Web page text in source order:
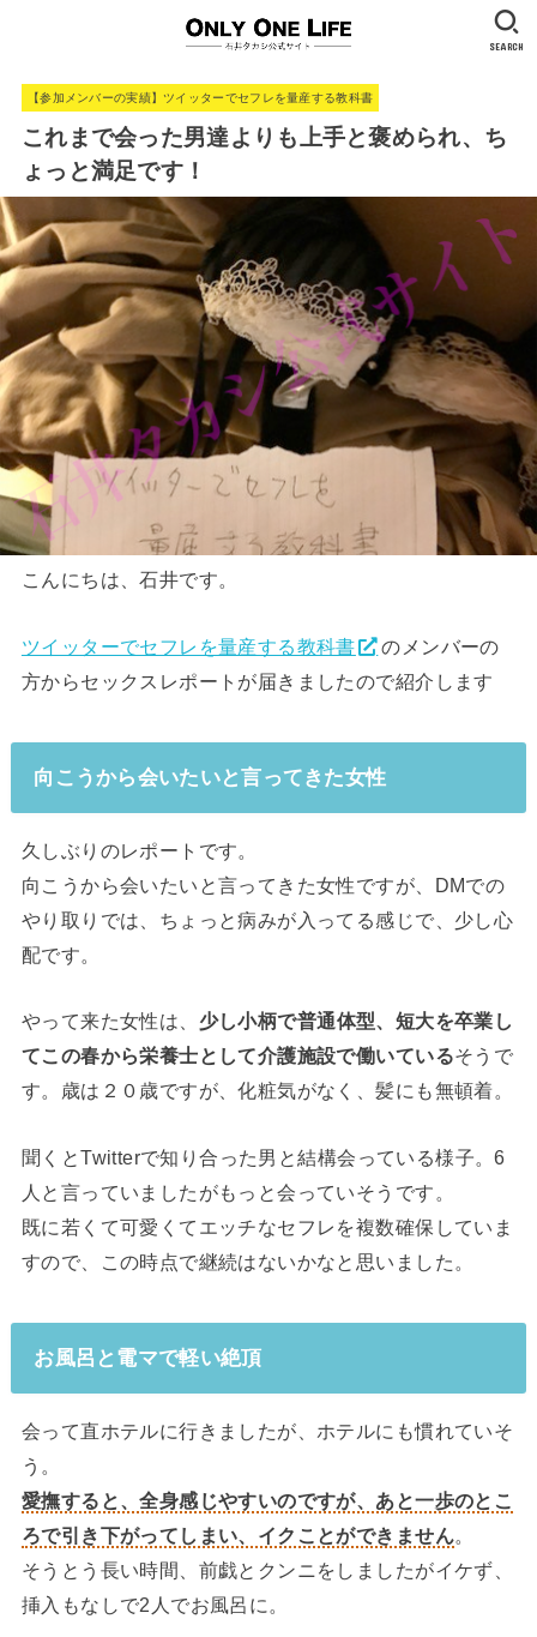
SEARCH
【参加メンバーの実績】ツイッターでセフレを量産する教科書
これまで会った男達よりも上手と褒められ、ち
ょっと満足です！
こんにちは、石井です。
ツイッターでセフレを量産する教科書
のメンバーの
方からセックスレポートが届きましたので紹介します
向こうから会いたいと言ってきた女性
久しぶりのレポートです。
向こうから会いたいと言ってきた女性ですが、DMでの
やり取りでは、ちょっと病みが入ってる感じで、少し心
配です。
やって来た女性は、 少し小柄で普通体型、短大を卒業し
てこの春から栄養士として介護施設で働いているそうで
す。歳は２０歳ですが、化粧気がなく、髪にも無頓着。
聞くとTwitterで知り合った男と結構会っている様子。6
人と言っていましたがもっと会っていそうです。
既に若くて可愛くてエッチなセフレを複数確保していま
すので、この時点で継続はないかなと思いました。
お風呂と電マで軽い絶頂
会って直ホテルに行きましたが、ホテルにも慣れていそ
う。
愛撫すると、全身感じやすいのですが、あと一歩のとこ
ろで引き下がってしまい、イクことができません。
そうとう長い時間、前戯とクンニをしましたがイケず、
挿入もなしで2人でお風呂に。